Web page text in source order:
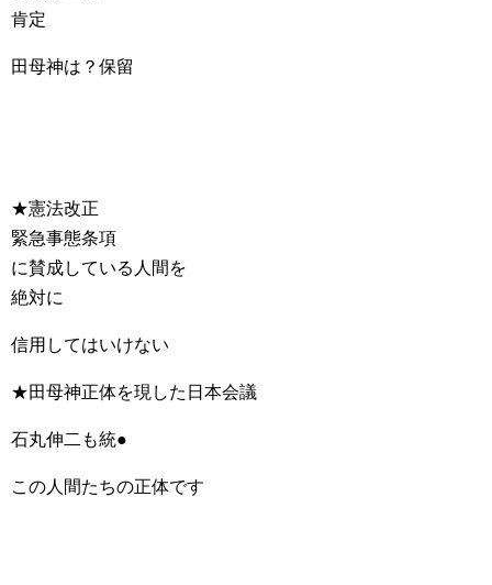
肯定
田母神は？保留
★憲法改正
緊急事態条項
に賛成している人間を
絶対に
信用してはいけない
★田母神正体を現した日本会議
石丸伸二も統●
この人間たちの正体です